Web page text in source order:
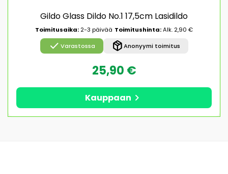
Gildo Glass Dildo No.1 17,5cm Lasidildo
Toimitusaika: 2-3 päivää Toimitushinta:Alk. 2,90 €
check Varastossa package_2Anonyymi toimitus
25,90 €
Kauppaan chevron_right